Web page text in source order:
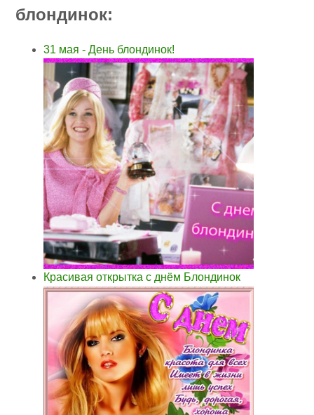
блондинок:
31 мая - День блондинок!
Красивая открытка с днём Блондинок